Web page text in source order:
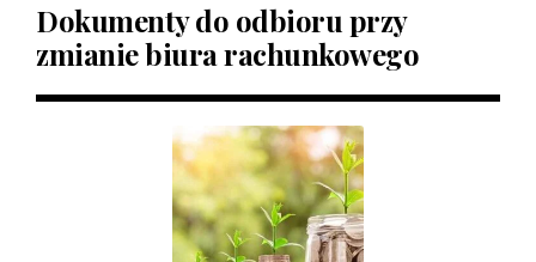
Dokumenty do odbioru przy
zmianie biura rachunkowego